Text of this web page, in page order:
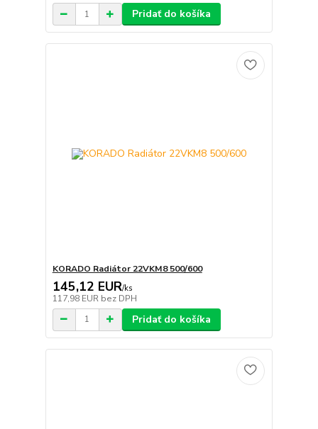
Pridať do košíka
KORADO Radiátor 22VKM8 500/600
145,12 EUR/ks
117,98 EUR bez DPH
Pridať do košíka